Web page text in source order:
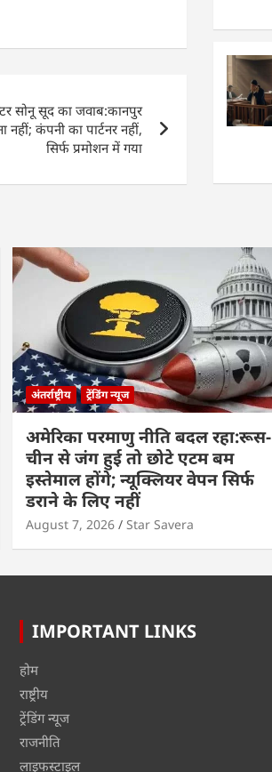
सोनू सूद का जवाब:कानपुर
कंपनी का पार्टनर नहीं,
सिर्फ प्रमोशन में गया
अंतर्राष्ट्रीय ट्रेंडिंग न्यूज
अमेरिका परमाणु नीति बदल रहा:रूस-
चीन से जंग हुई तो छोटे एटम बम
इस्तेमाल होंगे; न्यूक्लियर वेपन सिर्फ
डराने के लिए नहीं
August 7, 2026 Star Savera
IMPORTANT LINKS
होम
राष्ट्रीय
ट्रेंडिंग न्यूज
राजनीति
लाइफस्टाइल